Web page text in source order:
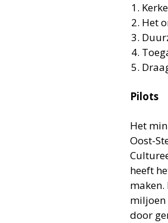
Het
Pilots
Het
Oost-
heeft
miljoen
door